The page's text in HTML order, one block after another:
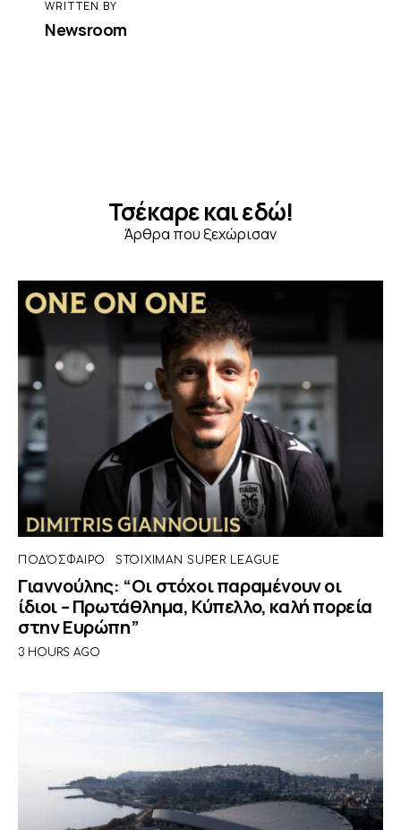
WRITTEN BY
Newsroom
Τσέκαρε και εδώ!
Άρθρα που ξεχώρισαν
ΠΟΔΌΣΦΑΙΡΟ STOIXIMAN SUPER LEAGUE
Γιαννούλης: “Οι στόχοι παραμένουν οι
ίδιοι – Πρωτάθλημα, Κύπελλο, καλή πορεία
στην Ευρώπη”
3 HOURS AGO